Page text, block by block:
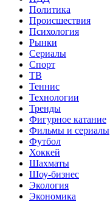
Политика
Происшествия
Психология
Рынки
Сериалы
Спорт
ТВ
Теннис
Технологии
Тренды
Фигурное катание
Фильмы и сериалы
Футбол
Хоккей
Шахматы
Шоу-бизнес
Экология
Экономика